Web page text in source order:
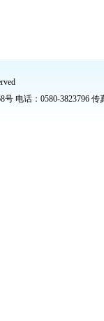
电话：0580-3823796 传